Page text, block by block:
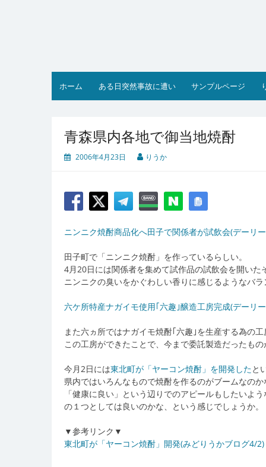
ホーム ある日突然事故に遭い サンプルページ
青森県内各地で御当地焼酎
2006年4月23日 りうか
ニンニク焼酎商品化へ田子で関係者が試飲会(デーリ
田子町で「ニンニク焼酎」を作っているらしい。
4月20日には関係者を集めて試作品の試飲会を開いた
ニンニクの臭いをかぐわしい香りに感じるようなバ
六ケ所特産ナガイモ使用｢六趣｣醸造工房完成(デーリ
また六ヵ所ではナガイモ焼酎｢六趣｣を生産する為の
この工房ができたことで、今まで委託製造だったも
今月2日には東北町が「ヤーコン焼酎」を開発したと
県内ではいろんなもので焼酎を作るのがブームなのか
「健康に良い」という辺りでのアピールもしたいよ
の１つとしては良いのかな、という感じでしょうか。
▼参考リンク▼
東北町が「ヤーコン焼酎」開発(みどりうかブログ4/2)